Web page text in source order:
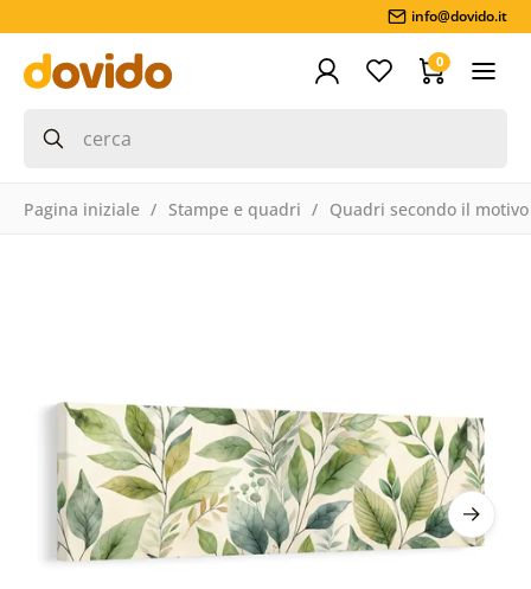
info@dovido.it
0
Pagina iniziale Stampe e quadri Quadri secondo il motivo